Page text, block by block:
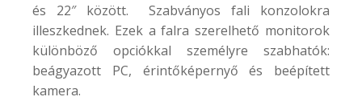
és 22″ között. Szabványos fali konzolokra
illeszkednek. Ezek a falra szerelhető monitorok
különböző opciókkal személyre szabhatók:
beágyazott PC, érintőképernyő és beépített
kamera.